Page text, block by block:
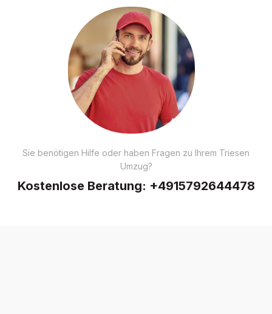
Sie benötigen Hilfe oder haben Fragen zu Ihrem Triesen
Umzug?
Kostenlose Beratung: +4915792644478